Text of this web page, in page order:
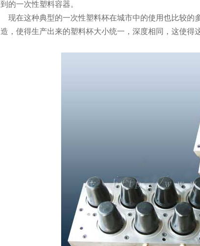
到的一次性塑料容器。
现在这种典型的一次性塑料杯在城市中的使用也比较的
造，使得生产出来的塑料杯大小统一，深度相同，这使得